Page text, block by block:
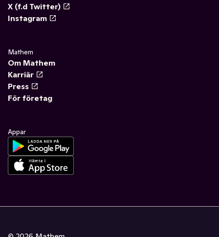
X (f.d Twitter)
Instagram
Mathem
Om Mathem
Karriär
Press
För företag
Appar